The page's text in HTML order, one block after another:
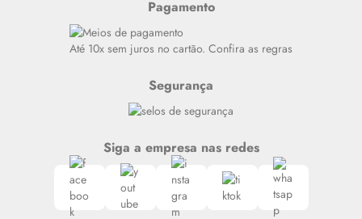
Siga nosso canal no Whatsapp
Pagamento
Até 10x sem juros no cartão. Confira as regras
Segurança
Siga a empresa nas redes